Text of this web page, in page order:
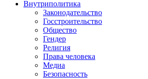
Внутриполитика
Законодательство
Госстроительство
Общество
Гендер
Религия
Права человека
Медиа
Безопасность